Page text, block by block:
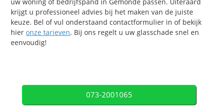
uw woning of bedrijfspand in Gemonde passen. Uiteraard
krijgt u professioneel advies bij het maken van de juiste
keuze. Bel of vul onderstaand contactformulier in of bekijk
hieronze tarieven. Bij ons regelt u uw glasschade snel en
eenvoudig!
073-2001065